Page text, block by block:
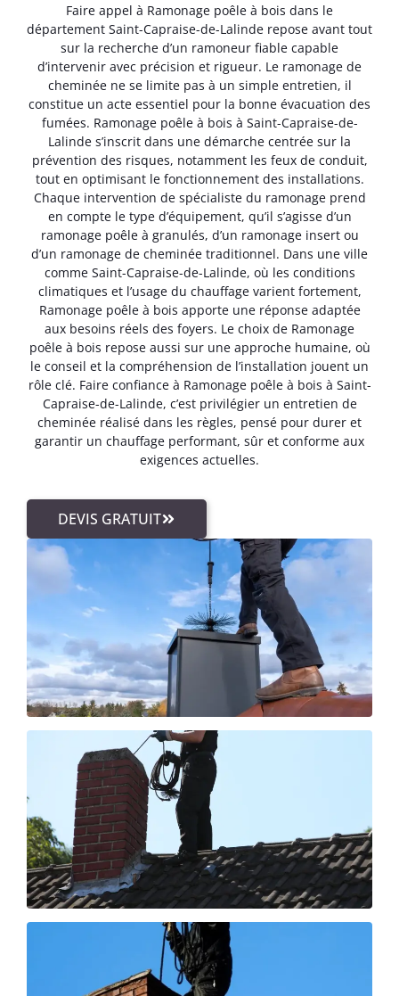
Faire appel à Ramonage poêle à bois dans le
département Saint-Capraise-de-Lalinde repose avant tout
sur la recherche d’un ramoneur fiable capable
d’intervenir avec précision et rigueur. Le ramonage de
cheminée ne se limite pas à un simple entretien, il
constitue un acte essentiel pour la bonne évacuation des
fumées. Ramonage poêle à bois à Saint-Capraise-de-
Lalinde s’inscrit dans une démarche centrée sur la
prévention des risques, notamment les feux de conduit,
tout en optimisant le fonctionnement des installations.
Chaque intervention de spécialiste du ramonage prend
en compte le type d’équipement, qu’il s’agisse d’un
ramonage poêle à granulés, d’un ramonage insert ou
d’un ramonage de cheminée traditionnel. Dans une ville
comme Saint-Capraise-de-Lalinde, où les conditions
climatiques et l’usage du chauffage varient fortement,
Ramonage poêle à bois apporte une réponse adaptée
aux besoins réels des foyers. Le choix de Ramonage
poêle à bois repose aussi sur une approche humaine, où
le conseil et la compréhension de l’installation jouent un
rôle clé. Faire confiance à Ramonage poêle à bois à Saint-
Capraise-de-Lalinde, c’est privilégier un entretien de
cheminée réalisé dans les règles, pensé pour durer et
garantir un chauffage performant, sûr et conforme aux
exigences actuelles.
DEVIS GRATUIT